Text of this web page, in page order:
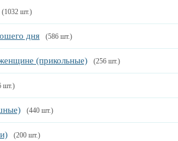
(1032 шт.)
дня (586 шт.)
(прикольные) (256 шт.)
шт.)
(440 шт.)
(200 шт.)